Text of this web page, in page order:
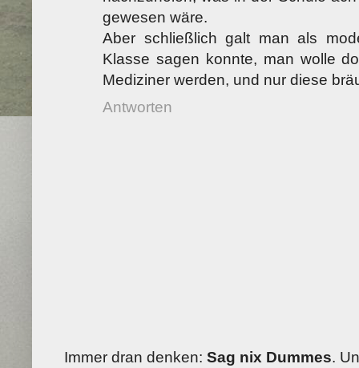
gewesen wäre.
Aber schließlich galt man als
Klasse sagen konnte, man wolle
Mediziner werden, und nur diese
Antworten
Immer dran denken: Sag nix Dummes.